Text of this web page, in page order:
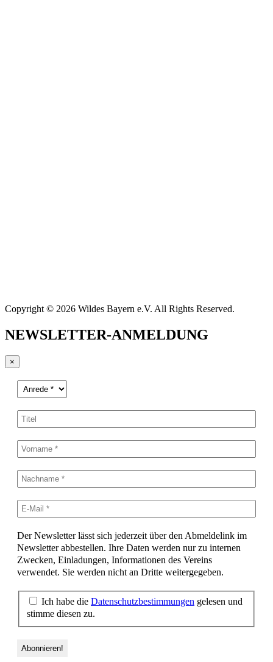
Copyright © 2026 Wildes Bayern e.V. All Rights Reserved.
NEWSLETTER-ANMELDUNG
×
Der Newsletter lässt sich jederzeit über den Abmeldelink im
Newsletter abbestellen. Ihre Daten werden nur zu internen
Zwecken, Einladungen, Informationen des Vereins
verwendet. Sie werden nicht an Dritte weitergegeben.
Ich habe die Datenschutzbestimmungen gelesen und
stimme diesen zu.